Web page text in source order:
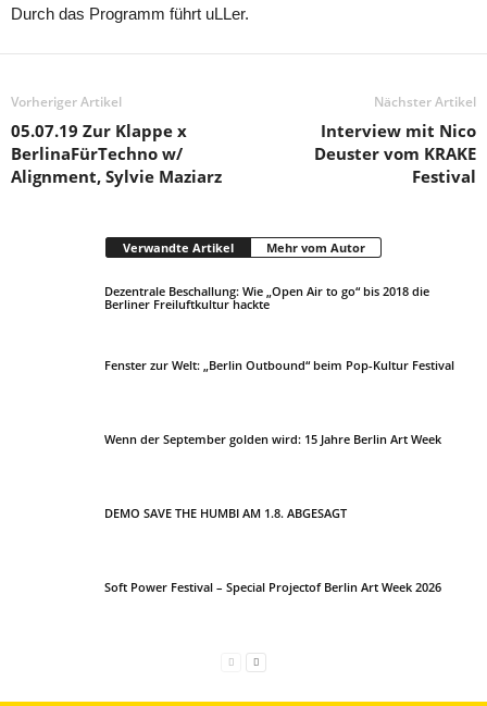
Durch das Programm führt uLLer.
Vorheriger Artikel
05.07.19 Zur Klappe x
BerlinaFürTechno w/
Alignment, Sylvie Maziarz
Nächster Artikel
Interview mit Nico
Deuster vom KRAKE
Festival
Verwandte Artikel Mehr vom Autor
Dezentrale Beschallung: Wie „Open Air to go“ bis 2018 die
Berliner Freiluftkultur hackte
Fenster zur Welt: „Berlin Outbound“ beim Pop-Kultur Festival
Wenn der September golden wird: 15 Jahre Berlin Art Week
DEMO SAVE THE HUMBI AM 1.8. ABGESAGT
Soft Power Festival – Special Projectof Berlin Art Week 2026